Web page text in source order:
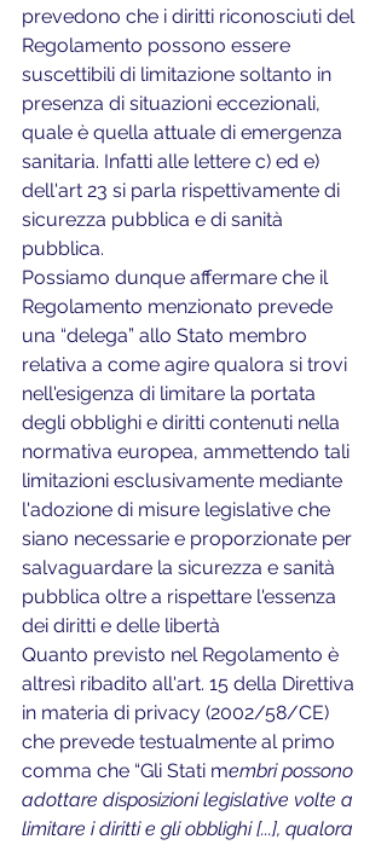
prevedono che i diritti riconosciuti del
Regolamento possono essere
suscettibili di limitazione soltanto in
presenza di situazioni eccezionali,
quale è quella attuale di emergenza
sanitaria. Infatti alle lettere c) ed e)
dell'art 23 si parla rispettivamente di
sicurezza pubblica e di sanità
pubblica.
Possiamo dunque affermare che il
Regolamento menzionato prevede
una “delega” allo Stato membro
relativa a come agire qualora si trovi
nell'esigenza di limitare la portata
degli obblighi e diritti contenuti nella
normativa europea, ammettendo tali
limitazioni esclusivamente mediante
l'adozione di misure legislative che
siano necessarie e proporzionate per
salvaguardare la sicurezza e sanità
pubblica oltre a rispettare l'essenza
dei diritti e delle libertà
Quanto previsto nel Regolamento è
altresì ribadito all'art. 15 della Direttiva
in materia di privacy (2002/58/CE)
che prevede testualmente al primo
comma che “Gli Stati membri possono
adottare disposizioni legislative volte a
limitare i diritti e gli obblighi [...], qualora